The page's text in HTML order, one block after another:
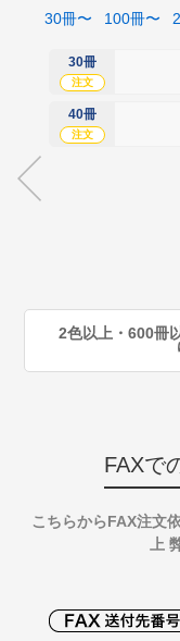
30冊〜 100冊〜
30冊
注文
40冊
注文
2色以上・600冊
FAXで
こちらからFAX注文
上